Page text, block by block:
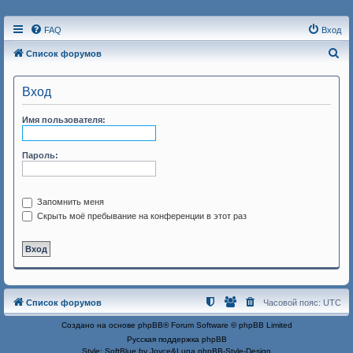
FAQ Вход
Список форумов
Вход
Имя пользователя:
Пароль:
Запомнить меня
Скрыть моё пребывание на конференции в этот раз
Список форумов Часовой пояс: UTC
Создано на основе phpBB® Forum Software © phpBB Limited
Русская поддержка phpBB
Style: SoftBlue by Joyce&Luna phpBB-Style-Design